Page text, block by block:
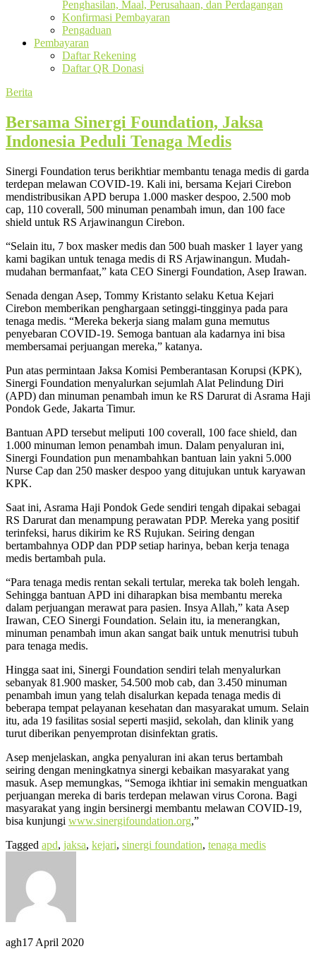
Penghasilan, Maal, Perusahaan, dan Perdagangan
Konfirmasi Pembayaran
Pengaduan
Pembayaran
Daftar Rekening
Daftar QR Donasi
Berita
Bersama Sinergi Foundation, Jaksa
Indonesia Peduli Tenaga Medis
Sinergi Foundation terus berikhtiar membantu tenaga medis di garda
terdepan melawan COVID-19. Kali ini, bersama Kejari Cirebon
mendistribusikan APD berupa 1.000 masker despoo, 2.500 mob
cap, 110 coverall, 500 minuman penambah imun, dan 100 face
shield untuk RS Arjawinangun Cirebon.
“Selain itu, 7 box masker medis dan 500 buah masker 1 layer yang
kami bagikan untuk tenaga medis di RS Arjawinangun. Mudah-
mudahan bermanfaat,” kata CEO Sinergi Foundation, Asep Irawan.
Senada dengan Asep, Tommy Kristanto selaku Ketua Kejari
Cirebon memberikan penghargaan setinggi-tingginya pada para
tenaga medis. “Mereka bekerja siang malam guna memutus
penyebaran COVID-19. Semoga bantuan ala kadarnya ini bisa
membersamai perjuangan mereka,” katanya.
Pun atas permintaan Jaksa Komisi Pemberantasan Korupsi (KPK),
Sinergi Foundation menyalurkan sejumlah Alat Pelindung Diri
(APD) dan minuman penambah imun ke RS Darurat di Asrama Haji
Pondok Gede, Jakarta Timur.
Bantuan APD tersebut meliputi 100 coverall, 100 face shield, dan
1.000 minuman lemon penambah imun. Dalam penyaluran ini,
Sinergi Foundation pun menambahkan bantuan lain yakni 5.000
Nurse Cap dan 250 masker despoo yang ditujukan untuk karyawan
KPK.
Saat ini, Asrama Haji Pondok Gede sendiri tengah dipakai sebagai
RS Darurat dan menampung perawatan PDP. Mereka yang positif
terinfeksi, harus dikirim ke RS Rujukan. Seiring dengan
bertambahnya ODP dan PDP setiap harinya, beban kerja tenaga
medis bertambah pula.
“Para tenaga medis rentan sekali tertular, mereka tak boleh lengah.
Sehingga bantuan APD ini diharapkan bisa membantu mereka
dalam perjuangan merawat para pasien. Insya Allah,” kata Asep
Irawan, CEO Sinergi Foundation. Selain itu, ia menerangkan,
minuman penambah imun akan sangat baik untuk menutrisi tubuh
para tenaga medis.
Hingga saat ini, Sinergi Foundation sendiri telah menyalurkan
sebanyak 81.900 masker, 54.500 mob cab, dan 3.450 minuman
penambah imun yang telah disalurkan kepada tenaga medis di
beberapa tempat pelayanan kesehatan dan masyarakat umum. Selain
itu, ada 19 fasilitas sosial seperti masjid, sekolah, dan klinik yang
turut diberikan penyemprotan disinfektan gratis.
Asep menjelaskan, angka penyaluran ini akan terus bertambah
seiring dengan meningkatnya sinergi kebaikan masyarakat yang
masuk. Asep memungkas, “Semoga ikhtiar ini semakin menguatkan
perjuangan mereka di baris terdepan melawan virus Corona. Bagi
masyarakat yang ingin bersinergi membantu melawan COVID-19,
bisa kunjungi www.sinergifoundation.org,”
Tagged apd, jaksa, kejari, sinergi foundation, tenaga medis
agh17 April 2020